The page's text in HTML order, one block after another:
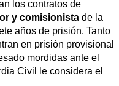
los contratos de
y comisionista de la
años de prisión. Tanto
en prisión provisional
mordidas ante el
Civil le considera el